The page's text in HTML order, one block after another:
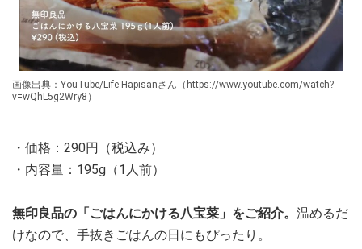
画像出典：YouTube/Life Hapisanさん（https://www.youtube.com/watch?
v=wQhL5g2Wry8）
・価格：290円（税込み）
・内容量：195g（1人前）
無印良品の「ごはんにかける八宝菜」をご紹介。 温めるだ
けなので、手抜きごはんの日にもぴったり。